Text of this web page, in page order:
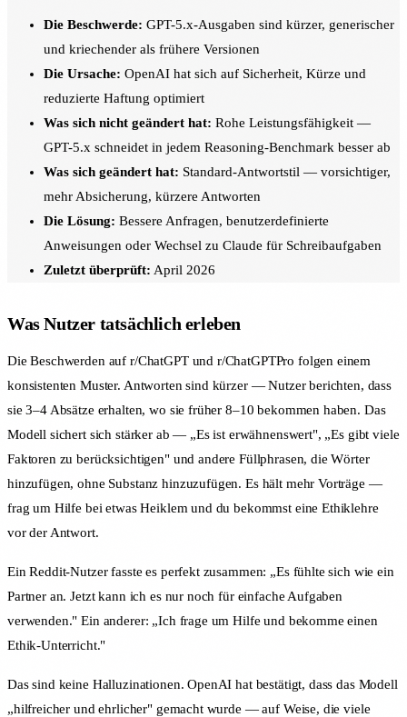
Die Beschwerde: GPT-5.x-Ausgaben sind kürzer, generischer
und kriechender als frühere Versionen
Die Ursache: OpenAI hat sich auf Sicherheit, Kürze und
reduzierte Haftung optimiert
Was sich nicht geändert hat: Rohe Leistungsfähigkeit —
GPT-5.x schneidet in jedem Reasoning-Benchmark besser ab
Was sich geändert hat: Standard-Antwortstil — vorsichtiger,
mehr Absicherung, kürzere Antworten
Die Lösung: Bessere Anfragen, benutzerdefinierte
Anweisungen oder Wechsel zu Claude für Schreibaufgaben
Zuletzt überprüft: April 2026
Was Nutzer tatsächlich erleben
Die Beschwerden auf r/ChatGPT und r/ChatGPTPro folgen einem
konsistenten Muster. Antworten sind kürzer — Nutzer berichten, dass
sie 3–4 Absätze erhalten, wo sie früher 8–10 bekommen haben. Das
Modell sichert sich stärker ab — „Es ist erwähnenswert", „Es gibt viele
Faktoren zu berücksichtigen" und andere Füllphrasen, die Wörter
hinzufügen, ohne Substanz hinzuzufügen. Es hält mehr Vorträge —
frag um Hilfe bei etwas Heiklem und du bekommst eine Ethiklehre
vor der Antwort.
Ein Reddit-Nutzer fasste es perfekt zusammen: „Es fühlte sich wie ein
Partner an. Jetzt kann ich es nur noch für einfache Aufgaben
verwenden." Ein anderer: „Ich frage um Hilfe und bekomme einen
Ethik-Unterricht."
Das sind keine Halluzinationen. OpenAI hat bestätigt, dass das Modell
„hilfreicher und ehrlicher" gemacht wurde — auf Weise, die viele